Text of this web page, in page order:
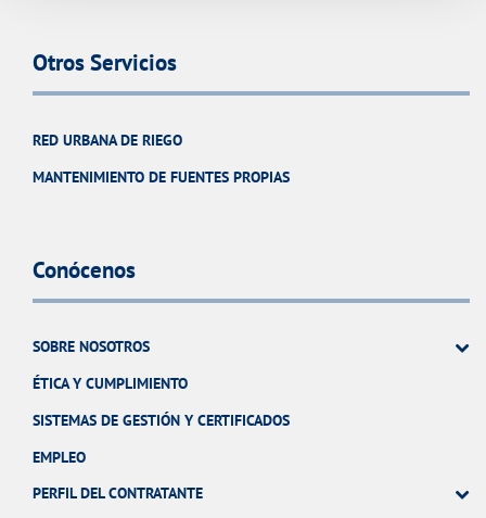
Otros Servicios
RED URBANA DE RIEGO
MANTENIMIENTO DE FUENTES PROPIAS
Conócenos
SOBRE NOSOTROS
ÉTICA Y CUMPLIMIENTO
SISTEMAS DE GESTIÓN Y CERTIFICADOS
EMPLEO
PERFIL DEL CONTRATANTE